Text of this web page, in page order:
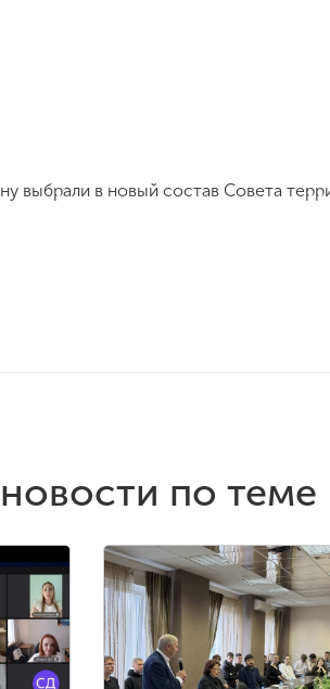
выбрали в новый состав Совета
по теме